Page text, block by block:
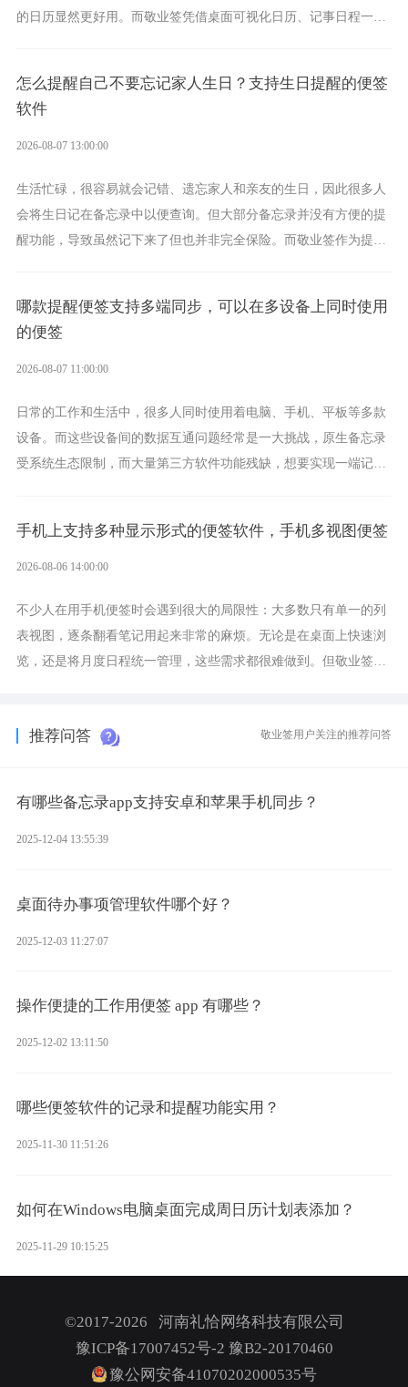
的日历显然更好用。而敬业签凭借桌面可视化日历、记事日程一体
怎么提醒自己不要忘记家人生日？支持生日提醒的便签
软件
2026-08-07 13:00:00
生活忙碌，很容易就会记错、遗忘家人和亲友的生日，因此很多人
会将生日记在备忘录中以便查询。但大部分备忘录并没有方便的提
醒功能，导致虽然记下来了但也并非完全保险。而敬业签作为提醒
哪款提醒便签支持多端同步，可以在多设备上同时使用
的便签
2026-08-07 11:00:00
日常的工作和生活中，很多人同时使用着电脑、手机、平板等多款
设备。而这些设备间的数据互通问题经常是一大挑战，原生备忘录
受系统生态限制，而大量第三方软件功能残缺，想要实现一端记
手机上支持多种显示形式的便签软件，手机多视图便签
2026-08-06 14:00:00
不少人在用手机便签时会遇到很大的局限性：大多数只有单一的列
表视图，逐条翻看笔记用起来非常的麻烦。无论是在桌面上快速浏
览，还是将月度日程统一管理，这些需求都很难做到。但敬业签作
推荐问答 敬业签用户关注的推荐问答
有哪些备忘录app支持安卓和苹果手机同步？
2025-12-04 13:55:39
桌面待办事项管理软件哪个好？
2025-12-03 11:27:07
操作便捷的工作用便签 app 有哪些？
2025-12-02 13:11:50
哪些便签软件的记录和提醒功能实用？
2025-11-30 11:51:26
如何在Windows电脑桌面完成周日历计划表添加？
2025-11-29 10:15:25
©2017-2026 河南礼恰网络科技有限公司
豫ICP备17007452号-2 豫B2-20170460
豫公网安备41070202000535号